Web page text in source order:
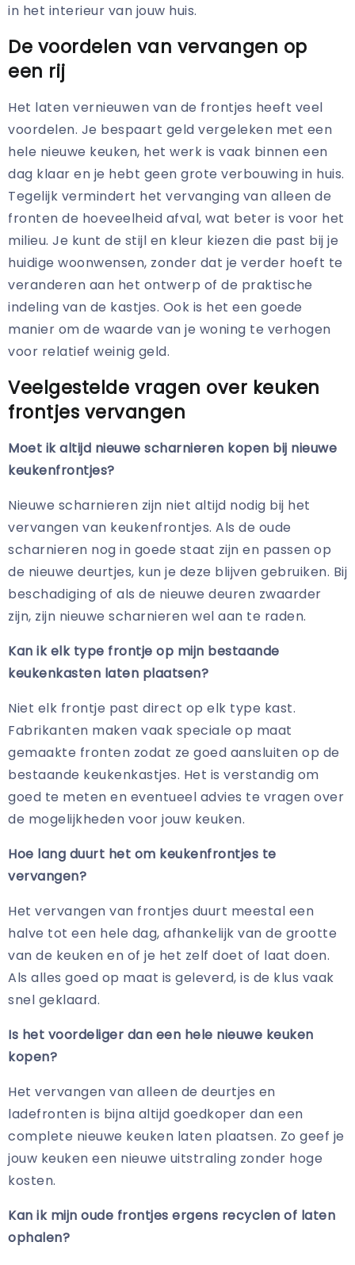
in het interieur van jouw huis.
De voordelen van vervangen op
een rij
Het laten vernieuwen van de frontjes heeft veel
voordelen. Je bespaart geld vergeleken met een
hele nieuwe keuken, het werk is vaak binnen een
dag klaar en je hebt geen grote verbouwing in huis.
Tegelijk vermindert het vervanging van alleen de
fronten de hoeveelheid afval, wat beter is voor het
milieu. Je kunt de stijl en kleur kiezen die past bij je
huidige woonwensen, zonder dat je verder hoeft te
veranderen aan het ontwerp of de praktische
indeling van de kastjes. Ook is het een goede
manier om de waarde van je woning te verhogen
voor relatief weinig geld.
Veelgestelde vragen over keuken
frontjes vervangen
Moet ik altijd nieuwe scharnieren kopen bij nieuwe
keukenfrontjes?
Nieuwe scharnieren zijn niet altijd nodig bij het
vervangen van keukenfrontjes. Als de oude
scharnieren nog in goede staat zijn en passen op
de nieuwe deurtjes, kun je deze blijven gebruiken. Bij
beschadiging of als de nieuwe deuren zwaarder
zijn, zijn nieuwe scharnieren wel aan te raden.
Kan ik elk type frontje op mijn bestaande
keukenkasten laten plaatsen?
Niet elk frontje past direct op elk type kast.
Fabrikanten maken vaak speciale op maat
gemaakte fronten zodat ze goed aansluiten op de
bestaande keukenkastjes. Het is verstandig om
goed te meten en eventueel advies te vragen over
de mogelijkheden voor jouw keuken.
Hoe lang duurt het om keukenfrontjes te
vervangen?
Het vervangen van frontjes duurt meestal een
halve tot een hele dag, afhankelijk van de grootte
van de keuken en of je het zelf doet of laat doen.
Als alles goed op maat is geleverd, is de klus vaak
snel geklaard.
Is het voordeliger dan een hele nieuwe keuken
kopen?
Het vervangen van alleen de deurtjes en
ladefronten is bijna altijd goedkoper dan een
complete nieuwe keuken laten plaatsen. Zo geef je
jouw keuken een nieuwe uitstraling zonder hoge
kosten.
Kan ik mijn oude frontjes ergens recyclen of laten
ophalen?